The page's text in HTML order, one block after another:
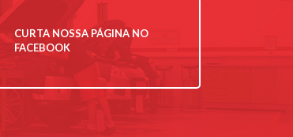
CURTA NOSSA PÁGINA NO
FACEBOOK